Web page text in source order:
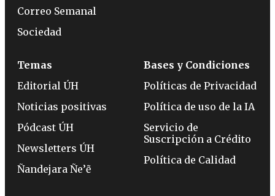
Correo Semanal
Sociedad
Temas
Editorial ÚH
Noticias positivas
Pódcast ÚH
Newsletters ÚH
Ñandejara Ñe’ẽ
Bases y Condiciones
Políticas de Privacidad
Política de uso de la IA
Servicio de
Suscripción a Crédito
Política de Calidad